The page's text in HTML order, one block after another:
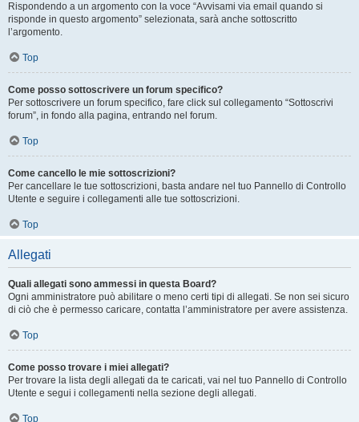
Rispondendo a un argomento con la voce “Avvisami via email quando si
risponde in questo argomento” selezionata, sarà anche sottoscritto
l’argomento.
Top
Come posso sottoscrivere un forum specifico?
Per sottoscrivere un forum specifico, fare click sul collegamento “Sottoscrivi
forum”, in fondo alla pagina, entrando nel forum.
Top
Come cancello le mie sottoscrizioni?
Per cancellare le tue sottoscrizioni, basta andare nel tuo Pannello di Controllo
Utente e seguire i collegamenti alle tue sottoscrizioni.
Top
Allegati
Quali allegati sono ammessi in questa Board?
Ogni amministratore può abilitare o meno certi tipi di allegati. Se non sei sicuro
di ciò che è permesso caricare, contatta l’amministratore per avere assistenza.
Top
Come posso trovare i miei allegati?
Per trovare la lista degli allegati da te caricati, vai nel tuo Pannello di Controllo
Utente e segui i collegamenti nella sezione degli allegati.
Top